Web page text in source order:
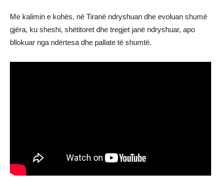
Me kalimin e kohës, në Tiranë ndryshuan dhe evoluan shumë
gjëra, ku sheshi, shëtitoret dhe tregjet janë ndryshuar, apo
bllokuar nga ndërtesa dhe pallate të shumtë.